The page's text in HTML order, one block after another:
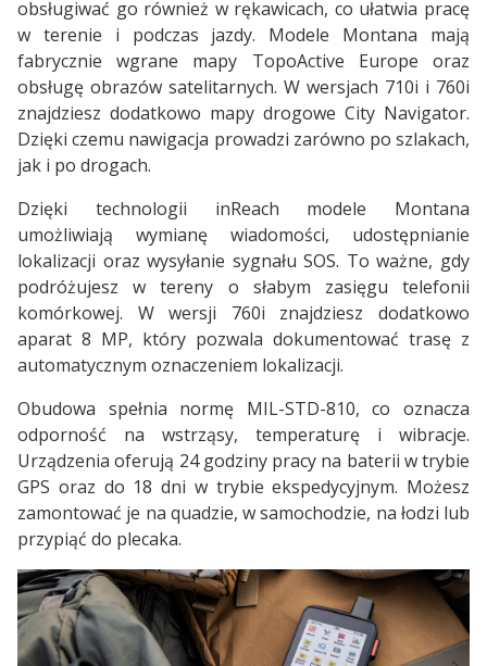
obsługiwać go również w rękawicach, co ułatwia pracę
w terenie i podczas jazdy. Modele Montana mają
fabrycznie wgrane mapy TopoActive Europe oraz
obsługę obrazów satelitarnych. W wersjach 710i i 760i
znajdziesz dodatkowo mapy drogowe City Navigator.
Dzięki czemu nawigacja prowadzi zarówno po szlakach,
jak i po drogach.
Dzięki technologii inReach modele Montana
umożliwiają wymianę wiadomości, udostępnianie
lokalizacji oraz wysyłanie sygnału SOS. To ważne, gdy
podróżujesz w tereny o słabym zasięgu telefonii
komórkowej. W wersji 760i znajdziesz dodatkowo
aparat 8 MP, który pozwala dokumentować trasę z
automatycznym oznaczeniem lokalizacji.
Obudowa spełnia normę MIL-STD-810, co oznacza
odporność na wstrząsy, temperaturę i wibracje.
Urządzenia oferują 24 godziny pracy na baterii w trybie
GPS oraz do 18 dni w trybie ekspedycyjnym. Możesz
zamontować je na quadzie, w samochodzie, na łodzi lub
przypiąć do plecaka.